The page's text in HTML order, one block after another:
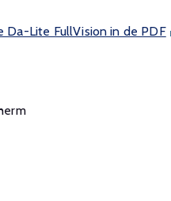
Da-Lite FullVision in de PDF